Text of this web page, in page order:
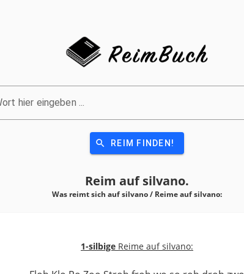
hier eingeben ...
search REIM FINDEN!
Reim aufsilvano.
Was reimt sich auf silvano / Reime aufsilvano:
1-silbige Reime auf silvano: